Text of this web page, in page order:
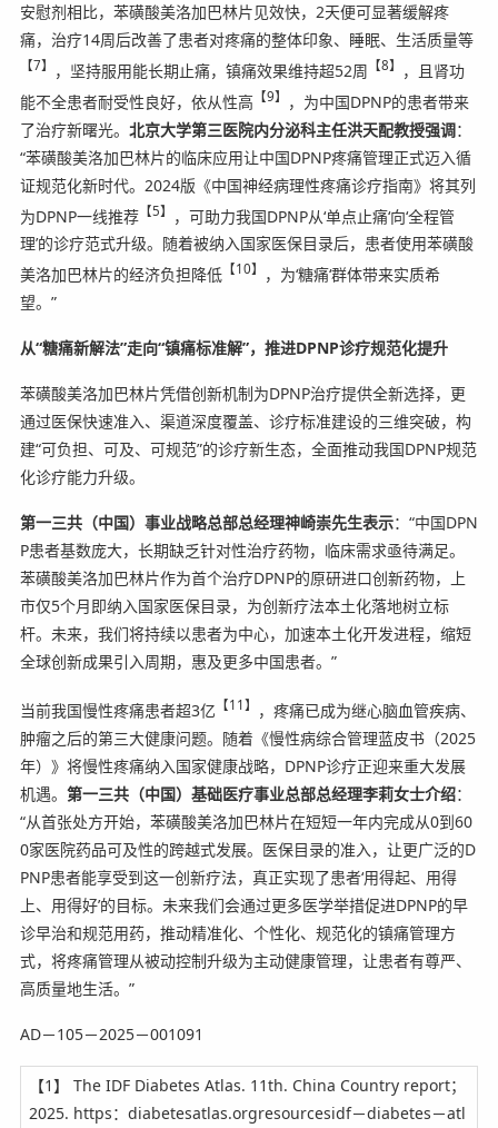
安慰剂相比，苯磺酸美洛加巴林片见效快，2天便可显著缓解疼
痛，治疗14周后改善了患者对疼痛的整体印象、睡眠、生活质量等
【7】 ，坚持服用能长期止痛，镇痛效果维持超52周 【8】
，且肾功
能不全患者耐受性良好，依从性高【9】
，为中国DPNP的患者带来
了治疗新曙光。 北京大学第三医院内分泌科主任洪天配教授强调：
“苯磺酸美洛加巴林片的临床应用让中国DPNP疼痛管理正式迈入循
证规范化新时代。2024版《中国神经病理性疼痛诊疗指南》将其列
为DPNP一线推荐【5】
，可助力我国DPNP从‘单点止痛‘向‘全程管
理’的诊疗范式升级。随着被纳入国家医保目录后，患者使用苯磺酸
美洛加巴林片的经济负担降低 【10】
，为‘糖痛‘群体带来实质希
望。”
从“糖痛新解法”走向“镇痛标准解”， 推进DPNP诊疗规范化提升
苯磺酸美洛加巴林片凭借创新机制为DPNP治疗提供全新选择，更
通过医保快速准入、渠道深度覆盖、诊疗标准建设的三维突破，构
建“可负担、可及、可规范”的诊疗新生态，全面推动我国DPNP规范
化诊疗能力升级。
第一三共（中国）事业战略总部总经理神崎崇先生表示：“中国DPN
P患者基数庞大，长期缺乏针对性治疗药物，临床需求亟待满足。
苯磺酸美洛加巴林片作为首个治疗DPNP的原研进口创新药物，上
市仅5个月即纳入国家医保目录，为创新疗法本土化落地树立标
杆。未来，我们将持续以患者为中心，加速本土化开发进程，缩短
全球创新成果引入周期，惠及更多中国患者。”
当前我国慢性疼痛患者超3亿 【11】
，疼痛已成为继心脑血管疾病、
肿瘤之后的第三大健康问题。随着《慢性病综合管理蓝皮书（2025
年）》将慢性疼痛纳入国家健康战略，DPNP诊疗正迎来重大发展
机遇。 第一三共（中国）基础医疗事业总部总经理李莉女士介绍：
“从首张处方开始，苯磺酸美洛加巴林片在短短一年内完成从0到60
0家医院药品可及性的跨越式发展。医保目录的准入，让更广泛的D
PNP患者能享受到这一创新疗法，真正实现了患者‘用得起、用得
上、用得好’的目标。未来我们会通过更多医学举措促进DPNP的早
诊早治和规范用药，推动精准化、个性化、规范化的镇痛管理方
式，将疼痛管理从被动控制升级为主动健康管理，让患者有尊严、
高质量地生活。”
AD－105－2025－001091
【1】 The IDF Diabetes Atlas. 11th. China Country report；
2025. https：diabetesatlas.orgresourcesidf－diabetes－atl